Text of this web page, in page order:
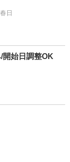
日
開始日調整OK